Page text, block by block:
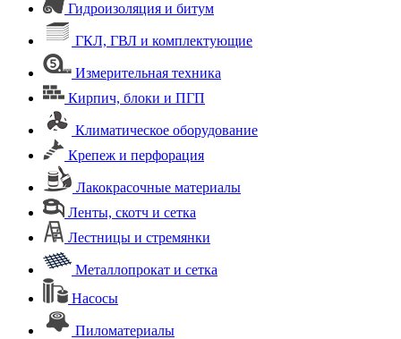
Гидроизоляция и битум
ГКЛ, ГВЛ и комплектующие
Измерительная техника
Кирпич, блоки и ПГП
Климатическое оборудование
Крепеж и перфорация
Лакокрасочные материалы
Ленты, скотч и сетка
Лестницы и стремянки
Металлопрокат и сетка
Насосы
Пиломатериалы